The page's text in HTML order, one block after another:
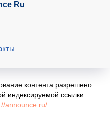
Ru
контента разрешено
индексируемой ссылки.
announce.ru/